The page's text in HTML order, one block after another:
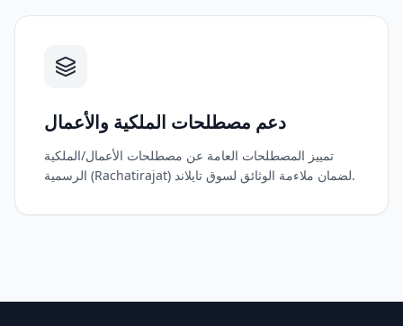
دعم مصطلحات الملكية والأعمال
تمييز المصطلحات العامة عن مصطلحات الأعمال/الملكية
الرسمية (Rachatirajat) لضمان ملاءمة الوثائق لسوق تايلاند.